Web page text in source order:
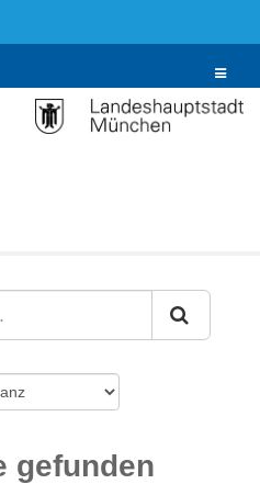
Toggle
gefunden